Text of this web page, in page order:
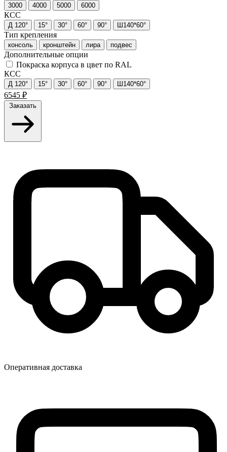
3000 4000 5000 6000
КСС
Д 120° 15° 30° 60° 90° Ш140*60°
Тип крепления
консоль кронштейн лира подвес
Дополнительные опции
Покраска корпуса в цвет по RAL
КСС
Д 120° 15° 30° 60° 90° Ш140*60°
6545 ₽
Заказать
Оперативная доставка